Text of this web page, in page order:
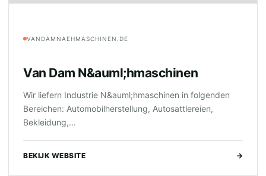
VANDAMNAEHMASCHINEN.DE
Van Dam N&auml;hmaschinen
Wir liefern Industrie N&auml;hmaschinen in folgenden
Bereichen: Automobilherstellung, Autosattlereien,
Bekleidung,...
BEKIJK WEBSITE →